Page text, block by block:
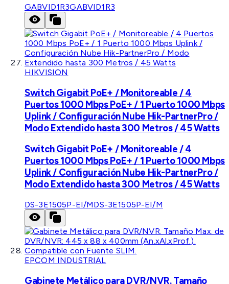
GABVID1R3GABVID1R3
HIKVISION
Switch Gigabit PoE+ / Monitoreable / 4
Puertos 1000 Mbps PoE+ / 1 Puerto 1000 Mbps
Uplink / Configuración Nube Hik-PartnerPro /
Modo Extendido hasta 300 Metros / 45 Watts
Switch Gigabit PoE+ / Monitoreable / 4
Puertos 1000 Mbps PoE+ / 1 Puerto 1000 Mbps
Uplink / Configuración Nube Hik-PartnerPro /
Modo Extendido hasta 300 Metros / 45 Watts
DS-3E1505P-EI/MDS-3E1505P-EI/M
EPCOM INDUSTRIAL
Gabinete Metálico para DVR/NVR. Tamaño